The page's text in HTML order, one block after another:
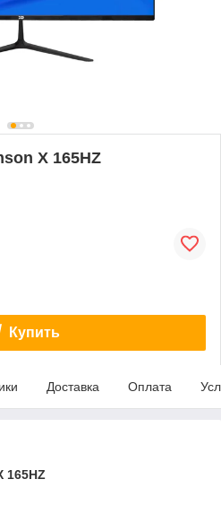
X 165HZ
Купить
Доставка Оплата
165HZ